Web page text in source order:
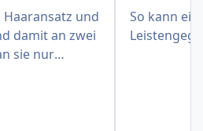
und
damit an zwei
sie nur
So kann